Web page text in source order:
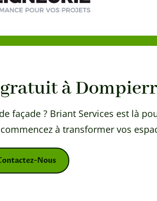
à
façade ? Briant Services est là
à transformer vos
Nous